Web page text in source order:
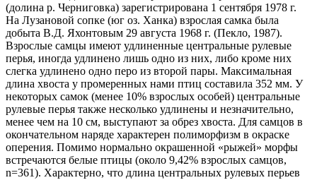
(долина р. Черниговка) зарегистрирована 1 сентября 1978 г.
На Лузановой сопке (юг оз. Ханка) взрослая самка была
добыта В.Д. Яхонтовым 29 августа 1968 г. (Пекло, 1987).
Взрослые самцы имеют удлиненные центральные рулевые
перья, иногда удлинено лишь одно из них, либо кроме них
слегка удлинено одно перо из второй пары. Максимальная
длина хвоста у промеренных нами птиц составила 352 мм. У
некоторых самок (менее 10% взрослых особей) центральные
рулевые перья также несколько удлинены и незначительно,
менее чем на 10 см, выступают за обрез хвоста. Для самцов в
окончательном наряде характерен полиморфизм в окраске
оперения. Помимо нормально окрашенной «рыжей» морфы
встречаются белые птицы (около 9,42% взрослых самцов,
n=361). Характерно, что длина центральных рулевых перьев